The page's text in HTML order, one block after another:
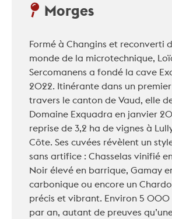
Morges
Formé à Changins et reconverti
monde de la microtechnique,
Sercomanens a fondé la cave
2022. Itinérante dans un
travers le canton de Vaud, elle
Domaine Exquadra en janvier
reprise de 3,2 ha de vignes à
Côte. Ses cuvées révèlent un
sans artifice : Chasselas vinifié
Noir élevé en barrique, Gamay
carbonique ou encore un
précis et vibrant. Environ 5 000
par an, autant de preuves